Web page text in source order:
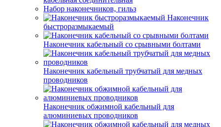
Набор наконечников, гильз
Наконечник
быстроразмыкаемый
Наконечник кабельный со срывными болтами
Наконечник кабельный трубчатый для медных
проводников
Наконечник обжимной кабельный для
алюминиевых проводников